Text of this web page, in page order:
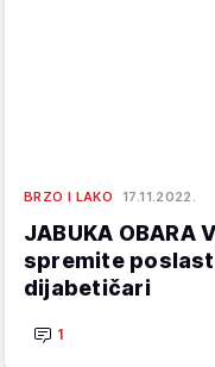
BRZO I LAKO 17.11.2022.
JABUKA OBARA
spremite
dijabetičari
1